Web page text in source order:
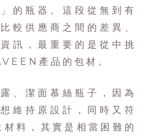
的瓶器。這段從無到有
較供應商之間的差異、
訊，最重要的是從中挑
產品的包材。
、潔面慕絲瓶子，因為
維持原設計，同時又符
料，其實是相當困難的